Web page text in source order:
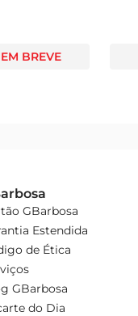
BREVE
GBarbosa
Estendida
de Ética
GBarbosa
do Dia